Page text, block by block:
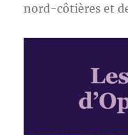
nord-côtières et